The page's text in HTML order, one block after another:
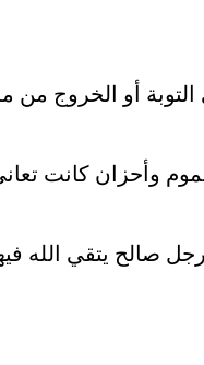
أو الخروج من
وأحزان كانت
صالح يتقي الله